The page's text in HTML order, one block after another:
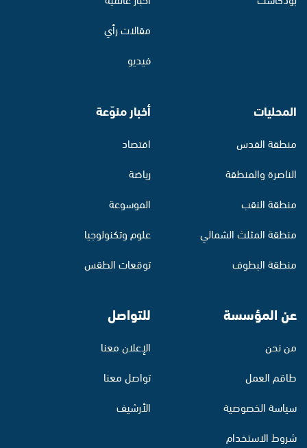
مقالات رأي
فيديو
المحليات
منطقة القدس
الناصرة والمنطقة
منطقة النقب
منطقة المثلث الشمالي
منطقة البطوف
أخبار منوّعة
اقتصاد
رياضة
الموسوعة
علوم وتكنولوجيا
توقعات الطقس
عن المؤسسة
من نحن
طاقم العمل
سياسة الخصوصية
شروط الاستخدام
للتواصل
الإعلان معنا
تواصل معنا
الأرشيف